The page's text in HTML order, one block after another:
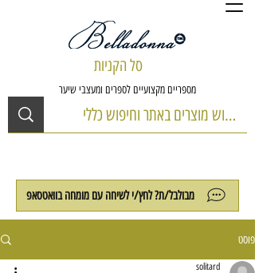
סל הקניות
מספריים מקצועיים לספרים ומעצבי שיער
מבולבל/ת? לחץ/י לשיחה עם מומחה בוואטסאפ
פוסט
solitard